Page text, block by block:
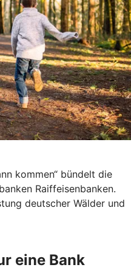
kommen“ bündelt die
Raiffeisenbanken.
deutscher Wälder und
eine Bank